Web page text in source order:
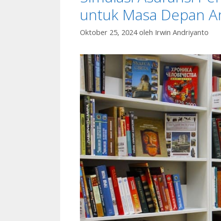
untuk Masa Depan
Oktober 25, 2024 oleh Irwin Andriyanto